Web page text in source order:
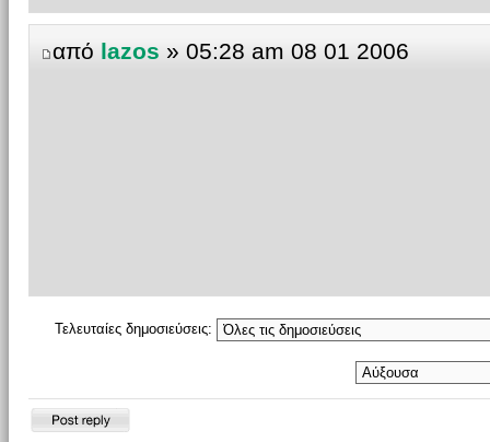
από lazos » 05:28 am 08 01 2006
Τελευταίες δημοσιεύσεις:
Δημιουργία